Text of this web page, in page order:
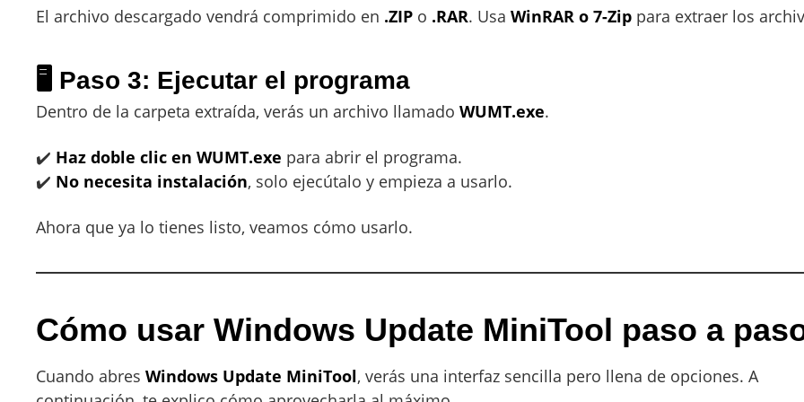
El archivo descargado vendrá comprimido en .ZIP o .RAR. Usa WinRAR o 7-Zip para extraer los
🖥️ Paso 3: Ejecutar el programa
Dentro de la carpeta extraída, verás un archivo llamado WUMT.exe.
✔️ Haz doble clic en WUMT.exe para abrir el programa.
✔️ No necesita instalación, solo ejecútalo y empieza a usarlo.
Ahora que ya lo tienes listo, veamos cómo usarlo.
Cómo usar Windows Update MiniTool paso a
Cuando abres Windows Update MiniTool, verás una interfaz sencilla pero llena de opciones. A